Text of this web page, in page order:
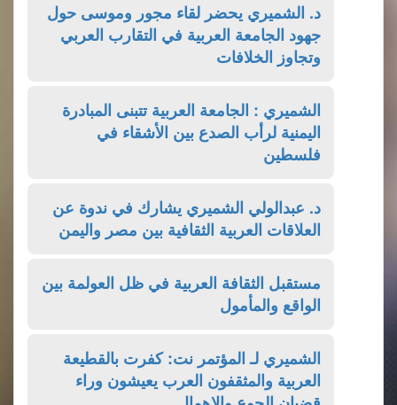
د. الشميري يحضر لقاء مجور وموسى حول
جهود الجامعة العربية في التقارب العربي
وتجاوز الخلافات
الشميري : الجامعة العربية تتبنى المبادرة
اليمنية لرأب الصدع بين الأشقاء في
فلسطين
د. عبدالولي الشميري يشارك في ندوة عن
العلاقات العربية الثقافية بين مصر واليمن
مستقبل الثقافة العربية في ظل العولمة بين
الواقع والمأمول
الشميري لـ المؤتمر نت: كفرت بالقطيعة
العربية والمثقفون العرب يعيشون وراء